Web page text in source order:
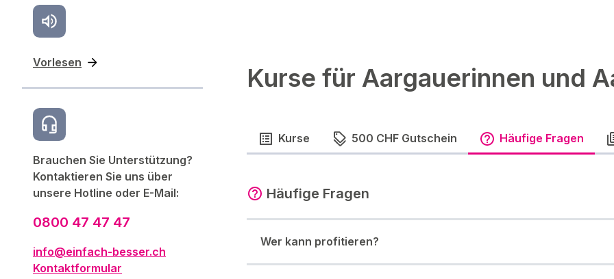
Vorlesen
Kurse für Aargauerinnen und
Brauchen Sie Unterstützung?
Kontaktieren Sie uns über
unsere Hotline oder E-Mail:
0800 47 47 47
info@einfach-besser.ch
Kontaktformular
Kurse 500 CHF Gutschein Häufige Fragen
Häufige Fragen
Wer kann profitieren?